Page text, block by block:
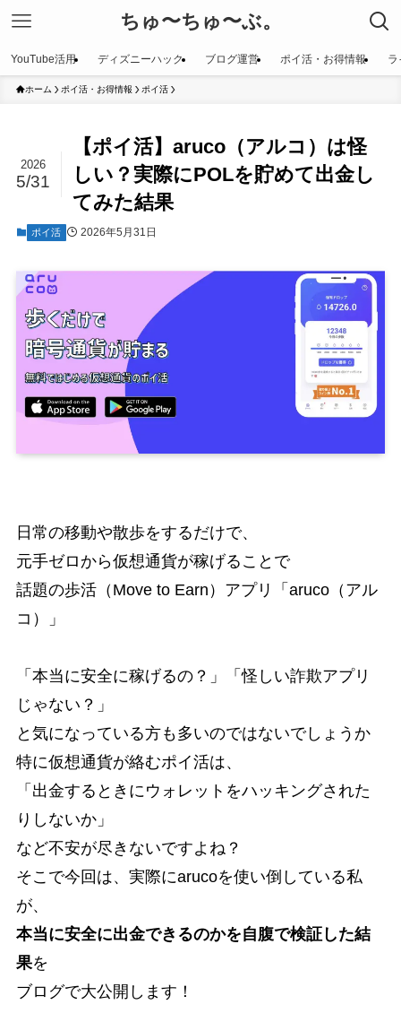
ちゅ〜ちゅ〜ぶ。
YouTube活用 ディズニーハック ブログ運営 ポイ活・お得情報
ホーム ポイ活・お得情報 ポイ活
【ポイ活】aruco（アルコ）は怪
しい？実際にPOLを貯めて出金し
てみた結果
2026
5/31
ポイ活 2026年5月31日
日常の移動や散歩をするだけで、
元手ゼロから仮想通貨が稼げることで
話題の歩活（Move to Earn）アプリ「aruco（アル
コ）」
「本当に安全に稼げるの？」「怪しい詐欺アプリ
じゃない？」
と気になっている方も多いのではないでしょうか
特に仮想通貨が絡むポイ活は、
「出金するときにウォレットをハッキングされた
りしないか」
など不安が尽きないですよね？
そこで今回は、実際にarucoを使い倒している私
が、
本当に安全に出金できるのかを自腹で検証した結
果を
ブログで大公開します！